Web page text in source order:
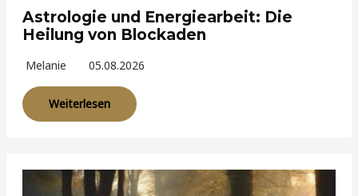
Astrologie und Energiearbeit: Die
Heilung von Blockaden
Melanie 05.08.2026
Weiterlesen